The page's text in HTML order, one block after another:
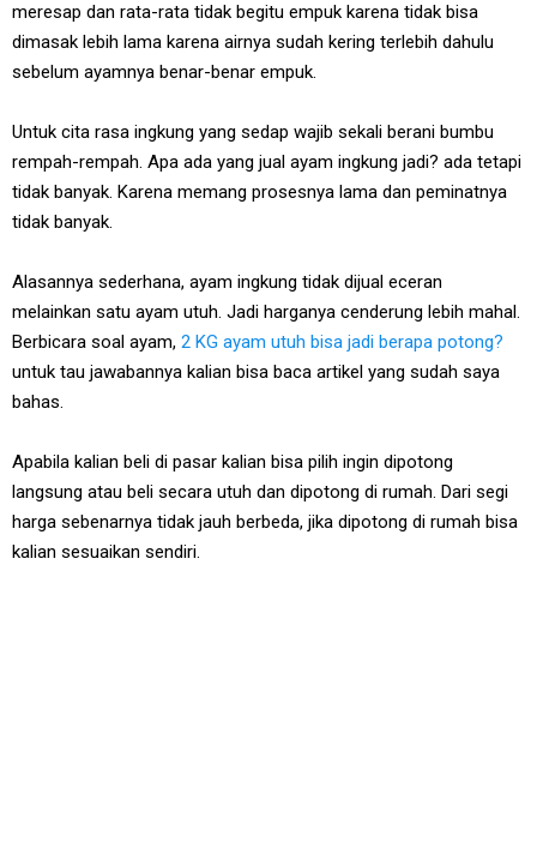
meresap dan rata-rata tidak begitu empuk karena tidak bisa
dimasak lebih lama karena airnya sudah kering terlebih dahulu
sebelum ayamnya benar-benar empuk.
Untuk cita rasa ingkung yang sedap wajib sekali berani bumbu
rempah-rempah. Apa ada yang jual ayam ingkung jadi? ada tetapi
tidak banyak. Karena memang prosesnya lama dan peminatnya
tidak banyak.
Alasannya sederhana, ayam ingkung tidak dijual eceran
melainkan satu ayam utuh. Jadi harganya cenderung lebih mahal.
Berbicara soal ayam, 2 KG ayam utuh bisa jadi berapa potong?
untuk tau jawabannya kalian bisa baca artikel yang sudah saya
bahas.
Apabila kalian beli di pasar kalian bisa pilih ingin dipotong
langsung atau beli secara utuh dan dipotong di rumah. Dari segi
harga sebenarnya tidak jauh berbeda, jika dipotong di rumah bisa
kalian sesuaikan sendiri.